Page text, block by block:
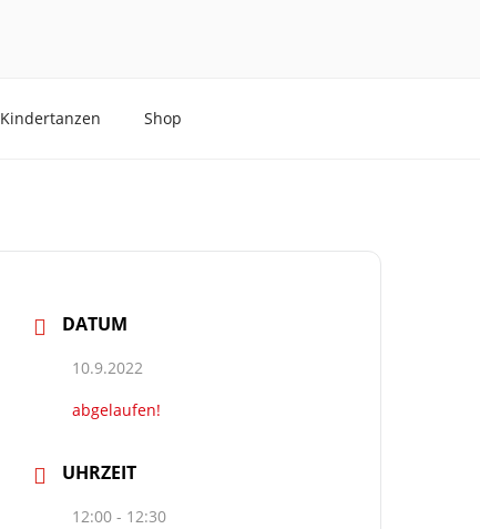
Kindertanzen Shop
DATUM
10.9.2022
abgelaufen!
UHRZEIT
12:00 - 12:30